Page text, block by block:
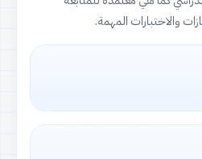
والاختبارات المهمة.